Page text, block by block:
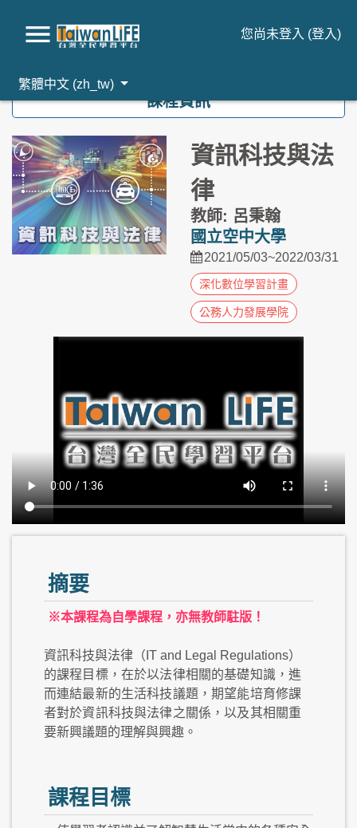
您尚未登入 (登入)
繁體中文 ‎(zh_tw)‎
課程資訊
資訊科技與法
律
教師: 呂秉翰
國立空中大學
2021/05/03~2022/03/31
深化數位學習計畫
公務人力發展學院
摘要
※本課程為自學課程，亦無教師駐版！
資訊科技與法律（IT and Legal Regulations）
的課程目標，在於以法律相關的基礎知識，進
而連結最新的生活科技議題，期望能培育修課
者對於資訊科技與法律之關係，以及其相關重
要新興議題的理解與興趣。
課程目標